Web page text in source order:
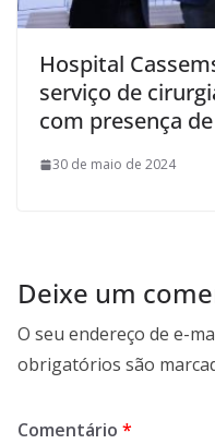
Hospital
serviço de
com presença
30 de maio de 2024
Deixe um
O seu endereço de e-
obrigatórios são
Comentário *